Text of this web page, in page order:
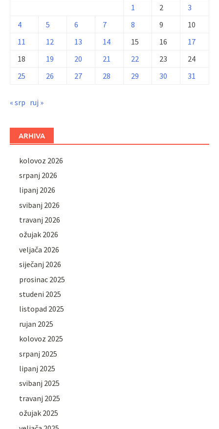
1 2
3
4
5 6 7 8 9
10
11
12 13 14 15 16
17
18
19 20 21 22 23
24
25
26 27 28 29 30 31
« srp ruj »
ARHIVA
kolovoz 2026
srpanj 2026
lipanj 2026
svibanj 2026
travanj 2026
ožujak 2026
veljača 2026
siječanj 2026
prosinac 2025
studeni 2025
listopad 2025
rujan 2025
kolovoz 2025
srpanj 2025
lipanj 2025
svibanj 2025
travanj 2025
ožujak 2025